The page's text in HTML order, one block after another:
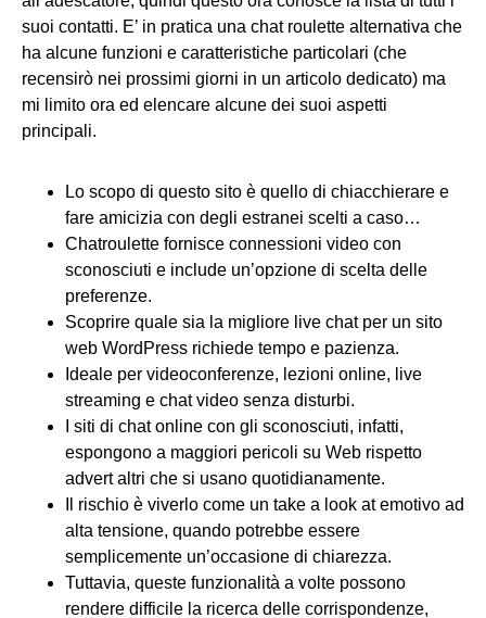
suoi contatti. E’ in pratica una chat roulette alternativa che
ha alcune funzioni e caratteristiche particolari (che
recensirò nei prossimi giorni in un articolo dedicato) ma
mi limito ora ed elencare alcune dei suoi aspetti
principali.
Lo scopo di questo sito è quello di chiacchierare e
fare amicizia con degli estranei scelti a caso…
Chatroulette fornisce connessioni video con
sconosciuti e include un’opzione di scelta delle
preferenze.
Scoprire quale sia la migliore live chat per un sito
web WordPress richiede tempo e pazienza.
Ideale per videoconferenze, lezioni online, live
streaming e chat video senza disturbi.
I siti di chat online con gli sconosciuti, infatti,
espongono a maggiori pericoli su Web rispetto
advert altri che si usano quotidianamente.
Il rischio è viverlo come un take a look at emotivo ad
alta tensione, quando potrebbe essere
semplicemente un’occasione di chiarezza.
Tuttavia, queste funzionalità a volte possono
rendere difficile la ricerca delle corrispondenze,